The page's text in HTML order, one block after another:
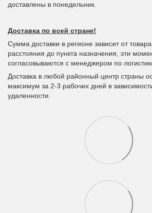
доставлены в понедельник.
Доставка по всей стране!
Сумма доставки в регионе зависит от
расстояния до пункта назначения, эти
согласовываются с менеджером по
Доставка в любой районный центр страны
максимум за 2-3 рабочих дней в
удаленности.